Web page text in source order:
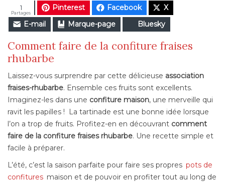
Pinterest Facebook
X
E-mail
Marque-page Bluesky
Partages
1
Comment faire de la confiture fraises
rhubarbe
Laissez-vous surprendre par cette délicieuse association
fraises-rhubarbe. Ensemble ces fruits sont excellents.
Imaginez-les dans une confiture maison, une merveille qui
ravit les papilles ! La tartinade est une bonne idée lorsque
l’on a trop de fruits. Profitez-en en découvrant comment
faire de la confiture fraises rhubarbe. Une recette simple et
facile à préparer.
L’été, c’est la saison parfaite pour faire ses propres pots de
confitures maison et de pouvoir en profiter tout au long de